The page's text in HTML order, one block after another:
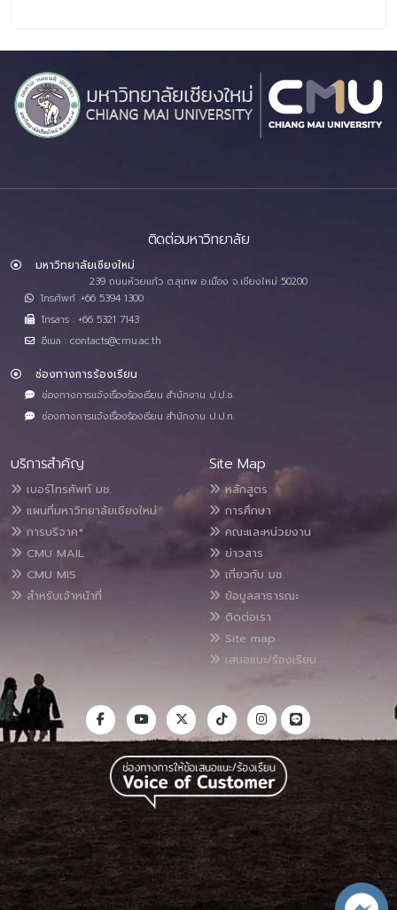
ติดต่อมหาวิทยาลัย
มหาวิทยาลัยเชียงใหม่
239 ถนนห้วยแก้ว ต.สุเทพ อ.เมือง จ.เชียงใหม่ 50200
โทรศัพท์ :+66 5394 1300
โทรสาร : +66 5321 7143
อีเมล : contacts@cmu.ac.th
ช่องทางการร้องเรียน
ช่องทางการแจ้งเรื่องร้องเรียน สำนักงาน ป.ป.ช.
ช่องทางการแจ้งเรื่องร้องเรียน สำนักงาน ป.ป.ท.
บริการสำคัญ
เบอร์โทรศัพท์ มช.
แผนที่มหาวิทยาลัยเชียงใหม่
การบริจาค*
CMU MAIL
CMU MIS
สำหรับเจ้าหน้าที่
Site Map
หลักสูตร
การศึกษา
คณะและหน่วยงาน
ข่าวสาร
เกี่ยวกับ มช.
ข้อมูลสาธารณะ
ติดต่อเรา
Site map
เสนอแนะ/ร้องเรียน